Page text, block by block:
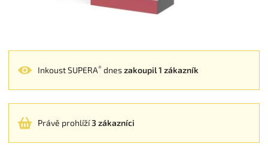
Inkoust SUPERA® dneszakoupil 1 zákazník
Právě prohlíží3 zákazníci